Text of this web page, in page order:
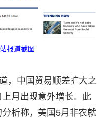
报道截图
，中国贸易顺差扩大之
月出现意外增长。此
析称，美国5月非农就